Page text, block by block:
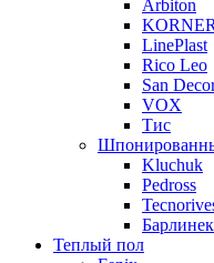
Arbiton
KORNER
LinePlast
Rico Leo
San
VOX
Тис
Kluchuk
Pedross
Барлинек
Теплый пол